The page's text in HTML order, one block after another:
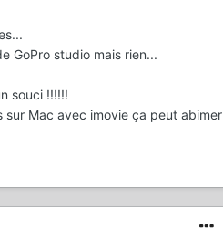
GoPro studio mais rien...
souci !!!!!!
sur Mac avec imovie ça peut abimer